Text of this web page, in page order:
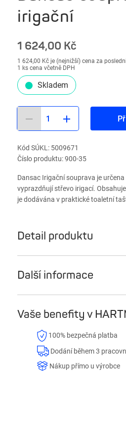
irigační
1 624,00 Kč
1 624,00 Kč je (nejnižší) cena za
1 ks cena včetně DPH
Skladem
Kód SÚKL: 5009671
Číslo produktu: 900-35
Dansac Irigační souprava je
vyprazdňují střevo irigací.
je dodávána v praktické toaletní
Detail produktu
Další informace
Vaše benefity v
100% bezpečná platba
Dodání během 3
Nákup přímo u výrobce